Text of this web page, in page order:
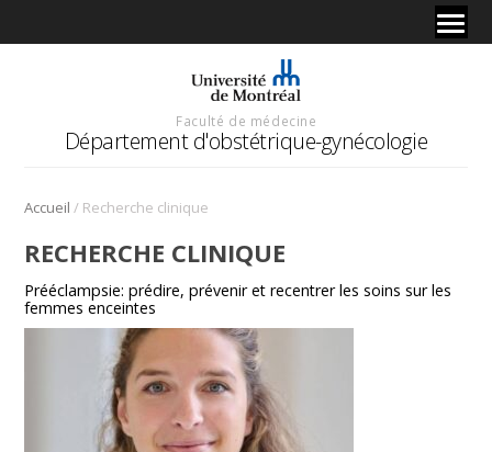
Faculté de médecine
Département d'obstétrique-gynécologie
Accueil / Recherche clinique
RECHERCHE CLINIQUE
Prééclampsie: prédire, prévenir et recentrer les soins sur les
femmes enceintes